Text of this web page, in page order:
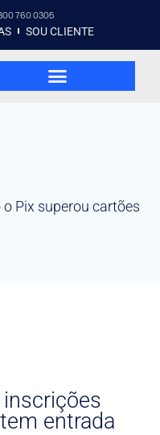
760 0305
SOU CLIENTE
Pix superou cartões
entrada